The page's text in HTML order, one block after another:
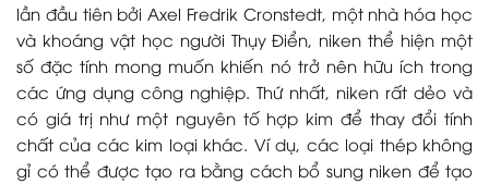
lần đầu tiên bởi Axel Fredrik Cronstedt, một nhà hóa học
và khoáng vật học người Thụy Điển, niken thể hiện một
số đặc tính mong muốn khiến nó trở nên hữu ích trong
các ứng dụng công nghiệp. Thứ nhất, niken rất dẻo và
có giá trị như một nguyên tố hợp kim để thay đổi tính
chất của các kim loại khác. Ví dụ, các loại thép không
gỉ có thể được tạo ra bằng cách bổ sung niken để tạo